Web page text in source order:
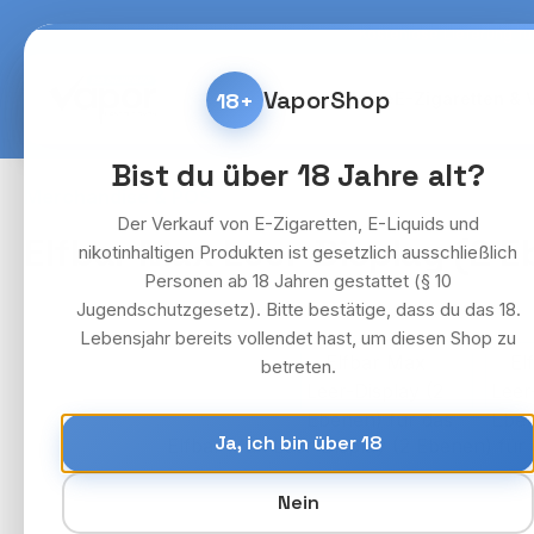
Hauptinhalt springen
Zur Suche springen
Zur Hauptnavigation springen Kostenlose Lieferung
Home E-Zigaretten &
Elfbar Max Leer-Display (2
Bildergalerie überspringen
18+ VaporShop
Bist du über 18 Jahre alt?
Der Verkauf von E-Zigaretten, E-Liquids und
nikotinhaltigen Produkten ist gesetzlich ausschließlich
Personen ab 18 Jahren gestattet (§ 10
Jugendschutzgesetz). Bitte bestätige, dass du das 18.
Lebensjahr bereits vollendet hast, um diesen Shop zu
betreten.
Ja, ich bin über 18
Nein